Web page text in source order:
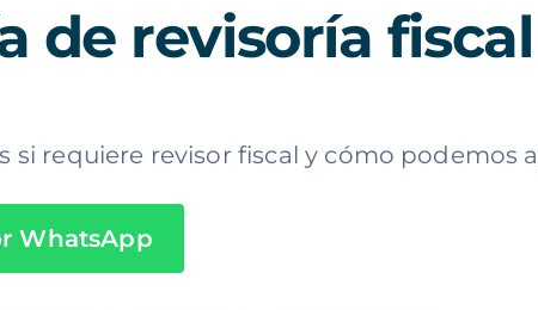
de revisoría
requiere revisor fiscal y cómo podemos
WhatsApp